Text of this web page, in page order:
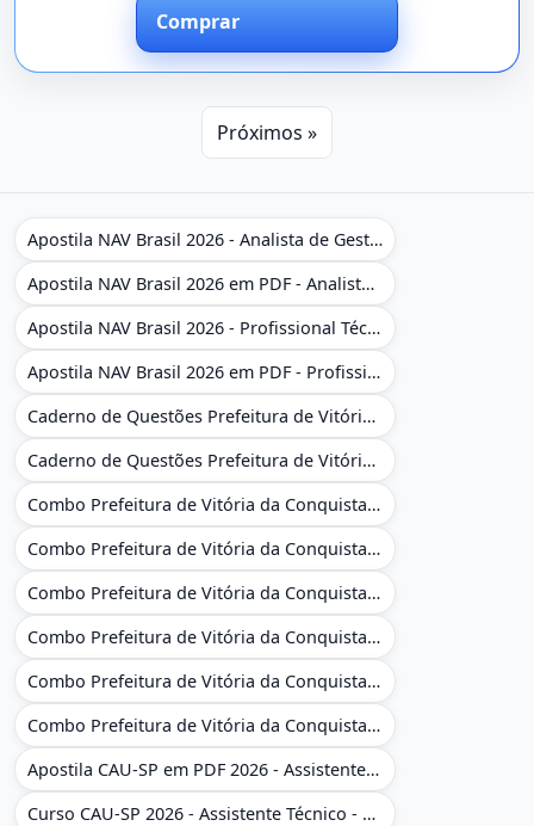
Comprar
Próximos »
Apostila NAV Brasil 2026 - Analista de Gestão
Apostila NAV Brasil 2026 em PDF - Analista de Gestão
Apostila NAV Brasil 2026 - Profissional Técnico de Navegação Aérea - Operador de Torre de Controle
Apostila NAV Brasil 2026 em PDF - Profissional Técnico de Navegação Aérea - Operador de Torre de Controle
Caderno de Questões Prefeitura de Vitória da Conquista - BA - Conhecimentos Gerais - 450 Questões Gabaritadas
Caderno de Questões Prefeitura de Vitória da Conquista em PDF - BA - Conhecimentos Gerais - 450 Questões Gabaritadas
Combo Prefeitura de Vitória da Conquista - BA 2026 - Monitor Escolar (Educação Infantil e Cobertura das AC'S)
Combo Prefeitura de Vitória da Conquista - BA 2026 - Monitor Escolar (Educação Infantil e Cobertura das AC'S)
Combo Prefeitura de Vitória da Conquista - BA 2026 - Monitor Escolar (Suporte às Crianças com Deficiência)
Combo Prefeitura de Vitória da Conquista - BA 2026 - Monitor Escolar (Suporte às Crianças com Deficiência)
Combo Prefeitura de Vitória da Conquista - BA 2026 - Pedagogo - Zona Urbana e/ou Rural
Combo Prefeitura de Vitória da Conquista - BA 2026 - Pedagogo - Zona Urbana e/ou Rural
Apostila CAU-SP em PDF 2026 - Assistente Técnico - Administrativo
Curso CAU-SP 2026 - Assistente Técnico - Administrativo e Administrativo Regional